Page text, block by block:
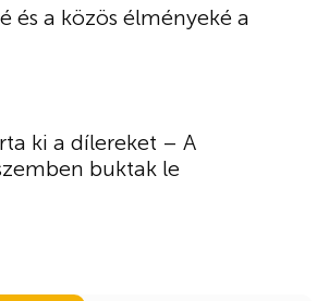
és a közös élményeké a
ki a dílereket – A
buktak le